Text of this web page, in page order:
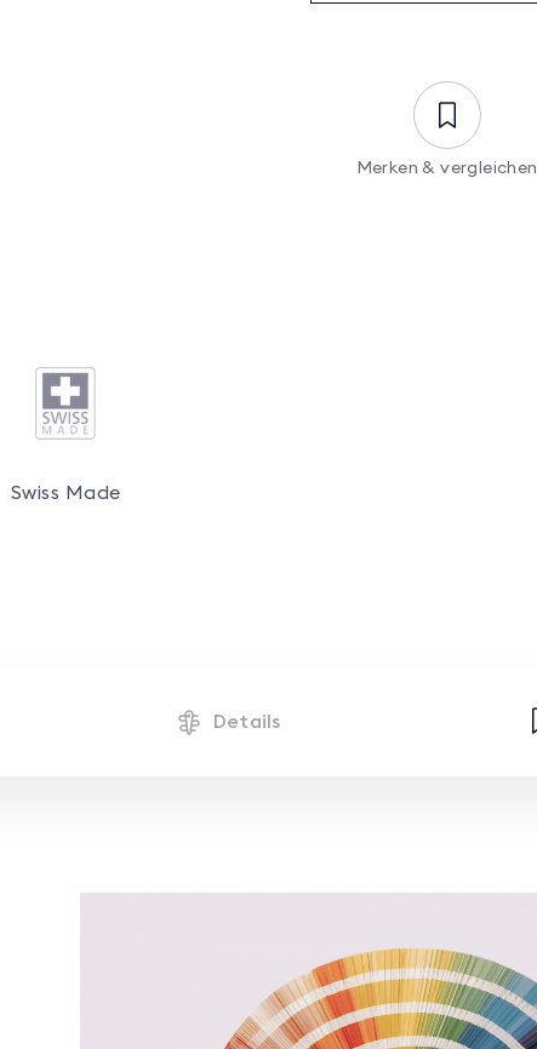
Merken & vergleichen
Swiss Made
Details